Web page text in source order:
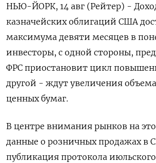
НЬЮ-ЙОРК, 14 авг (Рейтер) -
казначейских облигаций США
максимума девяти месяцев в
инвесторы, с одной стороны,
ФРС приостановит цикл
другой - ждут увеличения
ценных бумаг.
В центре внимания рынков на
данные о розничных продажах в
публикация протокола